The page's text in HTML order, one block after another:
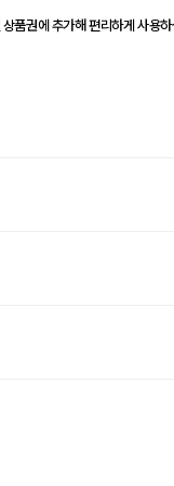
품권에 추가해 편리하게 사용하